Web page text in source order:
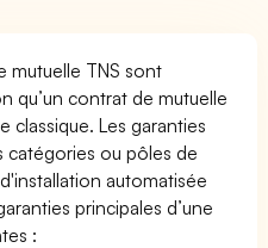
mutuelle TNS sont
qu’un contrat de mutuelle
classique. Les garanties
catégories ou pôles de
automatisée
principales d’une
: